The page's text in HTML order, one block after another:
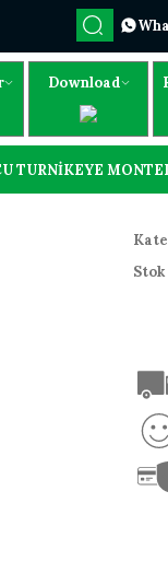
Download
TURNİKEYE